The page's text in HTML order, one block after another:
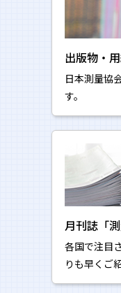
出版物・
日本測量協
す。
月刊誌「測
各国で注目
りも早くご